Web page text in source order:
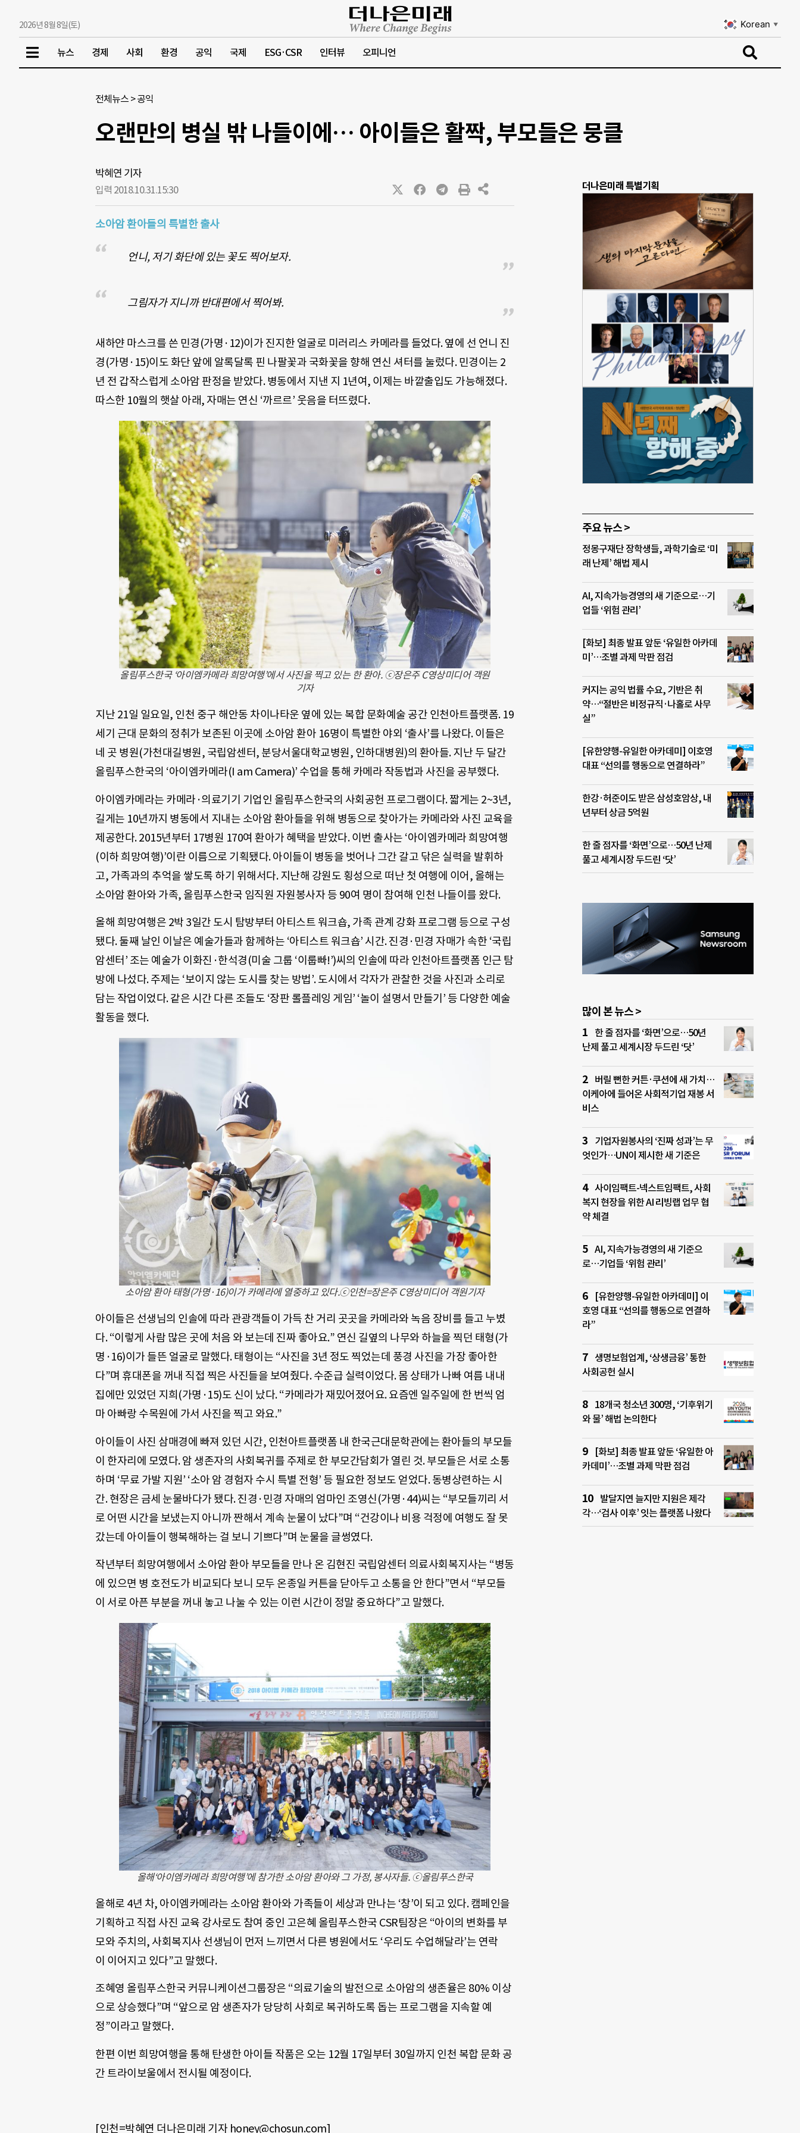
2026년 8월 8일(토) Korean ▼
뉴스 경제 사회 환경 공익 국제 ESG·CSR 인터뷰 오피니언
전체뉴스 >공익
오랜만의 병실 밖 나들이에… 아이들은 활짝, 부모들은 뭉클
박혜연 기자
입력 2018.10.31.15:30
소아암 환아들의 특별한 출사
언니, 저기 화단에 있는 꽃도 찍어보자.
그림자가 지니까 반대편에서 찍어봐.
새하얀 마스크를 쓴 민경(가명·12)이가 진지한 얼굴로 미러리스 카메라를 들었다. 옆에 선 언니 진
경(가명·15)이도 화단 앞에 알록달록 핀 나팔꽃과 국화꽃을 향해 연신 셔터를 눌렀다. 민경이는 2
년 전 갑작스럽게 소아암 판정을 받았다. 병동에서 지낸 지 1년여, 이제는 바깥출입도 가능해졌다.
따스한 10월의 햇살 아래, 자매는 연신 ‘까르르’ 웃음을 터뜨렸다.
올림푸스한국 ‘아이엠카메라 희망여행’에서 사진을 찍고 있는 한 환아. ⓒ장은주 C영상미디어 객원
기자
지난 21일 일요일, 인천 중구 해안동 차이나타운 옆에 있는 복합 문화예술 공간 인천아트플랫폼. 19
세기 근대 문화의 정취가 보존된 이곳에 소아암 환아 16명이 특별한 야외 ‘출사’를 나왔다. 이들은
네 곳 병원(가천대길병원, 국립암센터, 분당서울대학교병원, 인하대병원)의 환아들. 지난 두 달간
올림푸스한국의 ‘아이엠카메라(I am Camera)’ 수업을 통해 카메라 작동법과 사진을 공부했다.
아이엠카메라는 카메라·의료기기 기업인 올림푸스한국의 사회공헌 프로그램이다. 짧게는 2~3년,
길게는 10년까지 병동에서 지내는 소아암 환아들을 위해 병동으로 찾아가는 카메라와 사진 교육을
제공한다. 2015년부터 17병원 170여 환아가 혜택을 받았다. 이번 출사는 ‘아이엠카메라 희망여행
(이하 희망여행)’이란 이름으로 기획됐다. 아이들이 병동을 벗어나 그간 갈고 닦은 실력을 발휘하
고, 가족과의 추억을 쌓도록 하기 위해서다. 지난해 강원도 횡성으로 떠난 첫 여행에 이어, 올해는
소아암 환아와 가족, 올림푸스한국 임직원 자원봉사자 등 90여 명이 참여해 인천 나들이를 왔다.
올해 희망여행은 2박 3일간 도시 탐방부터 아티스트 워크숍, 가족 관계 강화 프로그램 등으로 구성
됐다. 둘째 날인 이날은 예술가들과 함께하는 ‘아티스트 워크숍’ 시간. 진경·민경 자매가 속한 ‘국립
암센터’ 조는 예술가 이화진·한석경(미술 그룹 ‘이룹빠!’)씨의 인솔에 따라 인천아트플랫폼 인근 탐
방에 나섰다. 주제는 ‘보이지 않는 도시를 찾는 방법’. 도시에서 각자가 관찰한 것을 사진과 소리로
담는 작업이었다. 같은 시간 다른 조들도 ‘장판 롤플레잉 게임’ ‘놀이 설명서 만들기’ 등 다양한 예술
활동을 했다.
소아암 환아 태형(가명·16)이가 카메라에 열중하고 있다.ⓒ인천=장은주 C영상미디어 객원기자
아이들은 선생님의 인솔에 따라 관광객들이 가득 찬 거리 곳곳을 카메라와 녹음 장비를 들고 누볐
다. “이렇게 사람 많은 곳에 처음 와 보는데 진짜 좋아요.” 연신 길옆의 나무와 하늘을 찍던 태형(가
명·16)이가 들뜬 얼굴로 말했다. 태형이는 “사진을 3년 정도 찍었는데 풍경 사진을 가장 좋아한
다”며 휴대폰을 꺼내 직접 찍은 사진들을 보여줬다. 수준급 실력이었다. 몸 상태가 나빠 여름 내내
집에만 있었던 지희(가명·15)도 신이 났다. “카메라가 재밌어졌어요. 요즘엔 일주일에 한 번씩 엄
마 아빠랑 수목원에 가서 사진을 찍고 와요.”
아이들이 사진 삼매경에 빠져 있던 시간, 인천아트플랫폼 내 한국근대문학관에는 환아들의 부모들
이 한자리에 모였다. 암 생존자의 사회복귀를 주제로 한 부모간담회가 열린 것. 부모들은 서로 소통
하며 ‘무료 가발 지원’ ‘소아 암 경험자 수시 특별 전형’ 등 필요한 정보도 얻었다. 동병상련하는 시
간. 현장은 금세 눈물바다가 됐다. 진경·민경 자매의 엄마인 조영신(가명·44)씨는 “부모들끼리 서
로 어떤 시간을 보냈는지 아니까 짠해서 계속 눈물이 났다”며 “건강이나 비용 걱정에 여행도 잘 못
갔는데 아이들이 행복해하는 걸 보니 기쁘다”며 눈물을 글썽였다.
작년부터 희망여행에서 소아암 환아 부모들을 만나 온 김현진 국립암센터 의료사회복지사는 “병동
에 있으면 병 호전도가 비교되다 보니 모두 온종일 커튼을 닫아두고 소통을 안 한다”면서 “부모들
이 서로 아픈 부분을 꺼내 놓고 나눌 수 있는 이런 시간이 정말 중요하다”고 말했다.
올해‘아이엠카메라 희망여행’에 참가한 소아암 환아와 그 가정, 봉사자들. ⓒ올림푸스한국
올해로 4년 차, 아이엠카메라는 소아암 환아와 가족들이 세상과 만나는 ‘창’이 되고 있다. 캠페인을
기획하고 직접 사진 교육 강사로도 참여 중인 고은혜 올림푸스한국 CSR팀장은 “아이의 변화를 부
모와 주치의, 사회복지사 선생님이 먼저 느끼면서 다른 병원에서도 ‘우리도 수업해달라’는 연락
이 이어지고 있다”고 말했다.
조혜영 올림푸스한국 커뮤니케이션그룹장은 “의료기술의 발전으로 소아암의 생존율은 80% 이상
으로 상승했다”며 “앞으로 암 생존자가 당당히 사회로 복귀하도록 돕는 프로그램을 지속할 예
정”이라고 말했다.
한편 이번 희망여행을 통해 탄생한 아이들 작품은 오는 12월 17일부터 30일까지 인천 복합 문화 공
간 트라이보울에서 전시될 예정이다.
[인천=박혜연 더나은미래 기자 honey@chosun.com]
더나은미래 특별기획
주요 뉴스 >
정몽구재단 장학생들, 과학기술로 ‘미
래 난제’ 해법 제시
AI, 지속가능경영의 새 기준으로…기
업들 ‘위험 관리’
[화보] 최종 발표 앞둔 ‘유일한 아카데
미’…조별 과제 막판 점검
커지는 공익 법률 수요, 기반은 취
약…“절반은 비정규직·나홀로 사무
실”
[유한양행-유일한 아카데미] 이호영
대표 “선의를 행동으로 연결하라”
한강·허준이도 받은 삼성호암상, 내
년부터 상금 5억원
한 줄 점자를 ‘화면’으로…50년 난제
풀고 세계시장 두드린 ‘닷’
많이 본 뉴스 >
한 줄 점자를 ‘화면’으로…50년
난제 풀고 세계시장 두드린 ‘닷’
버릴 뻔한 커튼·쿠션에 새 가치…
이케아에 들어온 사회적기업 재봉 서
비스
기업자원봉사의 ‘진짜 성과’는 무
엇인가…UN이 제시한 새 기준은
사이임팩트-넥스트임팩트, 사회
복지 현장을 위한 AI 리빙랩 업무 협
약 체결
AI, 지속가능경영의 새 기준으
로…기업들 ‘위험 관리’
[유한양행-유일한 아카데미] 이
호영 대표 “선의를 행동으로 연결하
라”
생명보험업계, ‘상생금융’ 통한
사회공헌 실시
18개국 청소년 300명, ‘기후위기
와 물’ 해법 논의한다
[화보] 최종 발표 앞둔 ‘유일한 아
카데미’…조별 과제 막판 점검
발달지연 늘지만 지원은 제각
각…‘검사 이후’ 잇는 플랫폼 나왔다